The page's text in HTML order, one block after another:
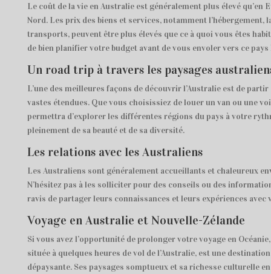
Le coût de la vie en Australie est généralement plus élevé qu’en
Nord. Les prix des biens et services, notamment l’hébergement,
transports, peuvent être plus élevés que ce à quoi vous êtes
de bien planifier votre budget avant de vous envoler vers ce
Un road trip à travers les paysages
L’une des meilleures façons de découvrir l’Australie est de
vastes étendues. Que vous choisissiez de louer un van ou une
permettra d’explorer les différentes régions du pays à votre
pleinement de sa beauté et de sa diversité.
Les relations avec les Australiens
Les Australiens sont généralement accueillants et chaleureux
N’hésitez pas à les solliciter pour des conseils ou des
ravis de partager leurs connaissances et leurs expériences avec
Voyage en Australie et Nouvelle-Zélande
Si vous avez l’opportunité de prolonger votre voyage en
située à quelques heures de vol de l’Australie, est une
dépaysante. Ses paysages somptueux et sa richesse culturelle